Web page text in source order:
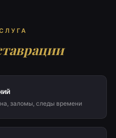
заломы, следы времени